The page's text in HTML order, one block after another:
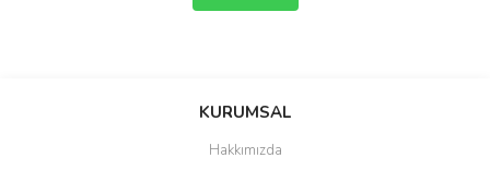
Görüş ve önerileriniz için teşekkür ederiz.
KURUMSAL
Hakkımızda